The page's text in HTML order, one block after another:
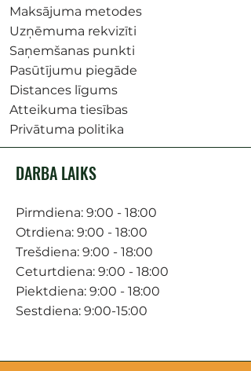
Maksājuma metodes
Uzņēmuma rekvizīti
Saņemšanas punkti
Pasūtījumu piegāde
Distances līgums
Atteikuma tiesības
Privātuma politika
DARBA LAIKS
Pirmdiena: 9:00 - 18:00
Otrdiena: 9:00 - 18:00
Trešdiena: 9:00 - 18:00
Ceturtdiena: 9:00 - 18:00
Piektdiena: 9:00 - 18:00
Sestdiena: 9:00-15:00